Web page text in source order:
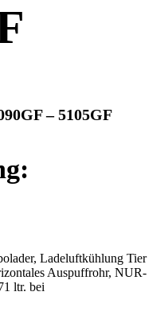
– 5105GF
Ladeluftkühlung Tier
Auspuffrohr, NUR-
ltr. bei